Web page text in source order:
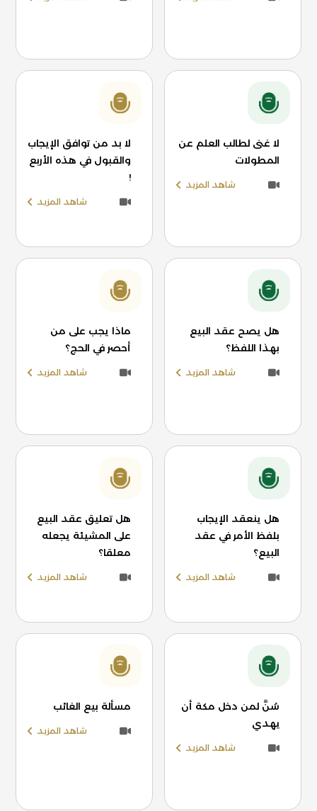
لا غنى لطالب العلم عن
المطولات
شاهد المزيد
لا بد من توافق الإيجاب
والقبول في هذه الأربع
!
شاهد المزيد
هل يصح عقد البيع
بهذا اللفظ؟
شاهد المزيد
ماذا يجب على من
أحصر في الحج؟
شاهد المزيد
هل ينعقد الإيجاب
بلفظ الأمر في عقد
البيع؟
شاهد المزيد
هل تعليق عقد البيع
على المشيئة يجعله
معلقا؟
شاهد المزيد
سُنَّ لمن دخل مكة أن
يهدي
شاهد المزيد
مسألة بيع الغائب
شاهد المزيد